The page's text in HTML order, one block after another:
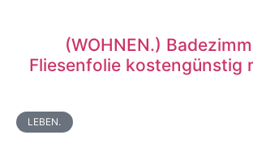
(WOHNEN.)
Fliesenfolie kostengünstig
LEBEN.